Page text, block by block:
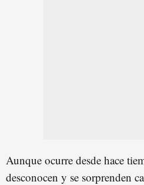
Aunque ocurre desde hace
desconocen y se sorprenden